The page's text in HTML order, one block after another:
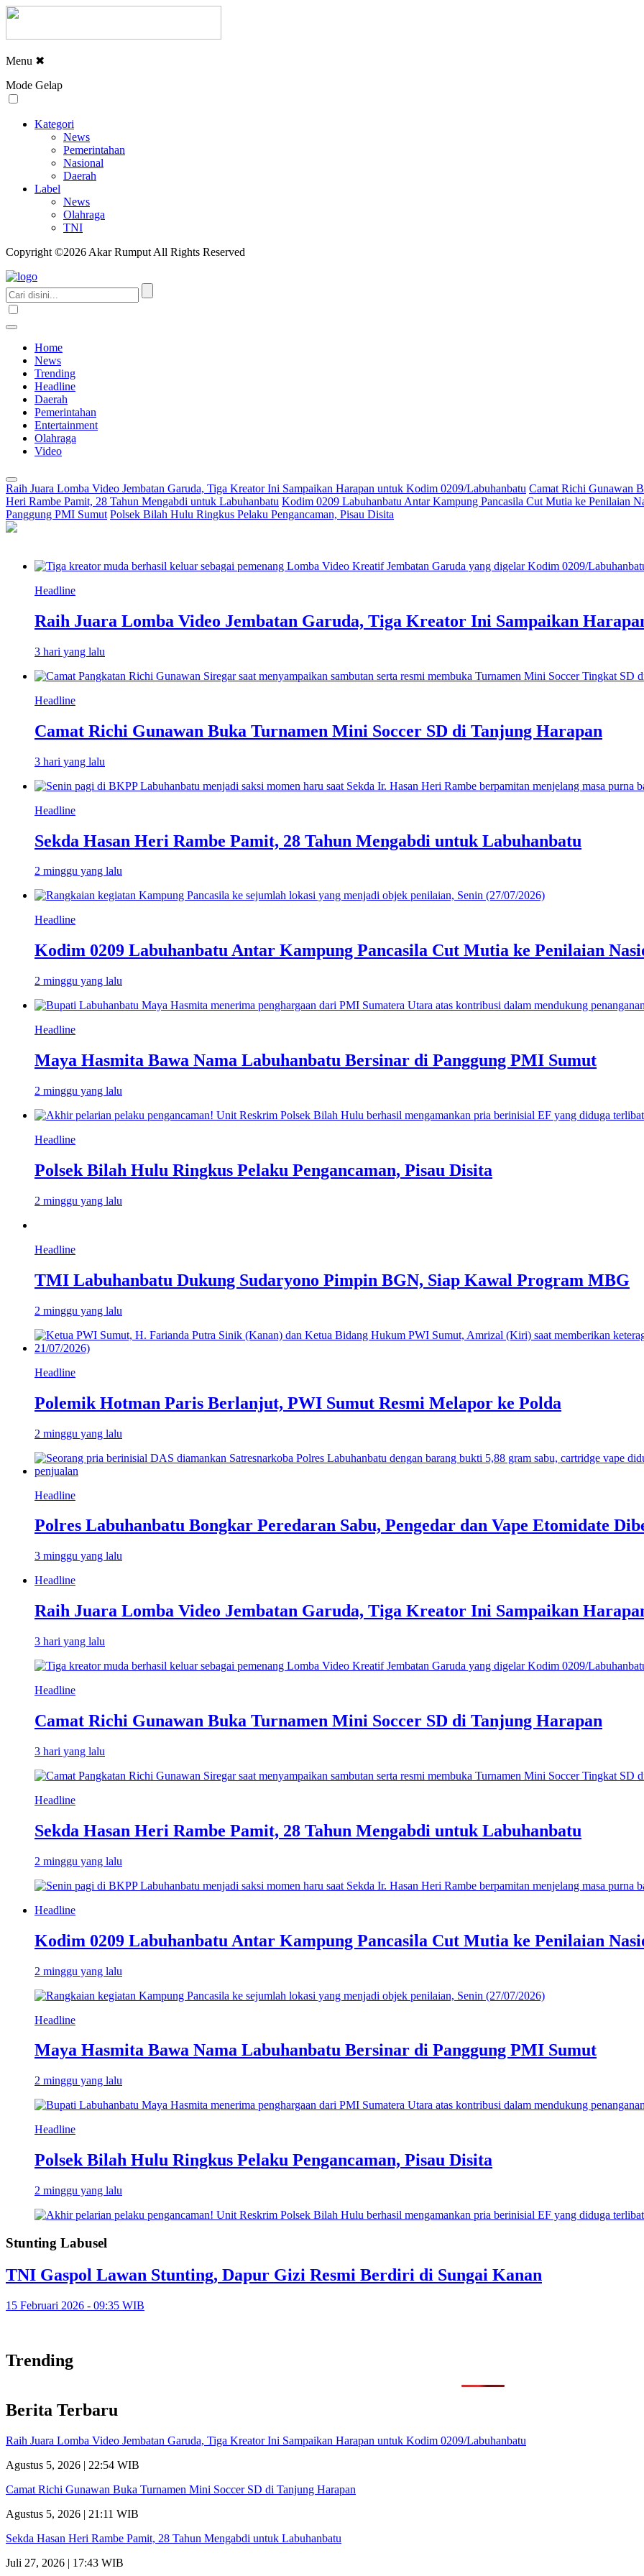
Menu ✖
Mode Gelap
Kategori
News
Pemerintahan
Nasional
Daerah
Label
News
Olahraga
TNI
Copyright ©2026 Akar Rumput All Rights Reserved
Home
News
Trending
Headline
Daerah
Pemerintahan
Entertainment
Olahraga
Video
Raih Juara Lomba Video Jembatan Garuda, Tiga Kreator Ini Sampaikan Harapan untuk Kodim 0209/Labuhanbatu Camat Richi Gunawan
Heri Rambe Pamit, 28 Tahun Mengabdi untuk Labuhanbatu Kodim 0209 Labuhanbatu Antar Kampung Pancasila Cut Mutia ke Penilaian
Panggung PMI Sumut Polsek Bilah Hulu Ringkus Pelaku Pengancaman, Pisau Disita
Headline
Raih Juara Lomba Video Jembatan Garuda, Tiga Kreator Ini Sampaikan
3 hari yang lalu
Headline
Camat Richi Gunawan Buka Turnamen Mini Soccer SD di Tanjung Harapan
3 hari yang lalu
Headline
Sekda Hasan Heri Rambe Pamit, 28 Tahun Mengabdi untuk Labuhanbatu
2 minggu yang lalu
Headline
Kodim 0209 Labuhanbatu Antar Kampung Pancasila Cut Mutia ke Penilaian
2 minggu yang lalu
Headline
Maya Hasmita Bawa Nama Labuhanbatu Bersinar di Panggung PMI Sumut
2 minggu yang lalu
Headline
Polsek Bilah Hulu Ringkus Pelaku Pengancaman, Pisau Disita
2 minggu yang lalu
Headline
TMI Labuhanbatu Dukung Sudaryono Pimpin BGN, Siap Kawal Program MBG
2 minggu yang lalu
Headline
Polemik Hotman Paris Berlanjut, PWI Sumut Resmi Melapor ke Polda
2 minggu yang lalu
Headline
Polres Labuhanbatu Bongkar Peredaran Sabu, Pengedar dan Vape Etomidate
3 minggu yang lalu
Headline
Raih Juara Lomba Video Jembatan Garuda, Tiga Kreator Ini Sampaikan
3 hari yang lalu
Headline
Camat Richi Gunawan Buka Turnamen Mini Soccer SD di Tanjung Harapan
3 hari yang lalu
Headline
Sekda Hasan Heri Rambe Pamit, 28 Tahun Mengabdi untuk Labuhanbatu
2 minggu yang lalu
Headline
Kodim 0209 Labuhanbatu Antar Kampung Pancasila Cut Mutia ke Penilaian
2 minggu yang lalu
Headline
Maya Hasmita Bawa Nama Labuhanbatu Bersinar di Panggung PMI Sumut
2 minggu yang lalu
Headline
Polsek Bilah Hulu Ringkus Pelaku Pengancaman, Pisau Disita
2 minggu yang lalu
Stunting Labusel
TNI Gaspol Lawan Stunting, Dapur Gizi Resmi Berdiri di Sungai Kanan
15 Februari 2026 - 09:35 WIB
Trending
Berita Terbaru
Raih Juara Lomba Video Jembatan Garuda, Tiga Kreator Ini Sampaikan Harapan untuk Kodim 0209/Labuhanbatu
Agustus 5, 2026 | 22:54 WIB
Camat Richi Gunawan Buka Turnamen Mini Soccer SD di Tanjung Harapan
Agustus 5, 2026 | 21:11 WIB
Sekda Hasan Heri Rambe Pamit, 28 Tahun Mengabdi untuk Labuhanbatu
Juli 27, 2026 | 17:43 WIB